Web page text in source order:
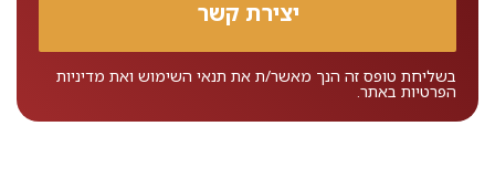
בשליחת טופס זה הנך מאשר/ת את תנאי השימוש ואת מדיניות
הפרטיות באתר.